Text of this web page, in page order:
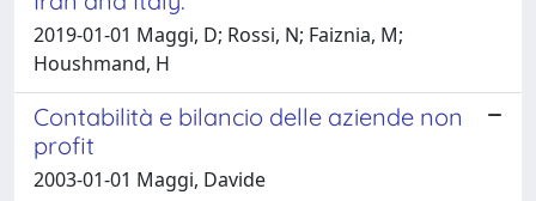
2019-01-01 Maggi, D; Rossi, N; Faiznia, M;
Houshmand, H
Contabilità e bilancio delle aziende non
profit
2003-01-01 Maggi, Davide